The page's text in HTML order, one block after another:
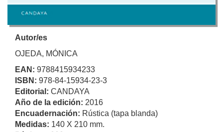
Autor/es
OJEDA, MÓNICA
EAN: 9788415934233
ISBN: 978-84-15934-23-3
Editorial: CANDAYA
Año de la edición: 2016
Encuadernación: Rústica (tapa blanda)
Medidas: 140 X 210 mm.